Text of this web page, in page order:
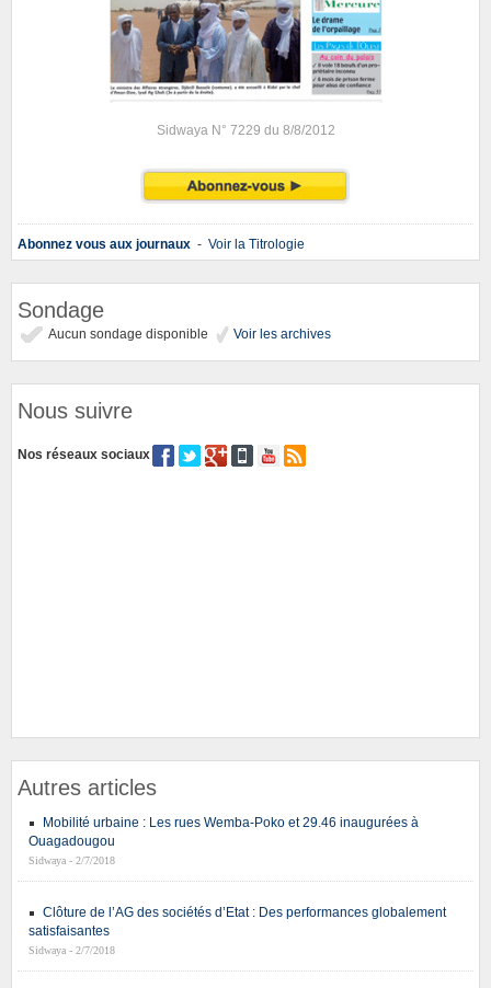
Sidwaya N° 7229 du 8/8/2012
Abonnez vous aux journaux - Voir la Titrologie
Sondage
Aucun sondage disponible Voir les archives
Nous suivre
Nos réseaux sociaux
Autres articles
Mobilité urbaine : Les rues Wemba-Poko et 29.46 inaugurées à
Ouagadougou
Sidwaya - 2/7/2018
Clôture de l’AG des sociétés d’Etat : Des performances globalement
satisfaisantes
Sidwaya - 2/7/2018